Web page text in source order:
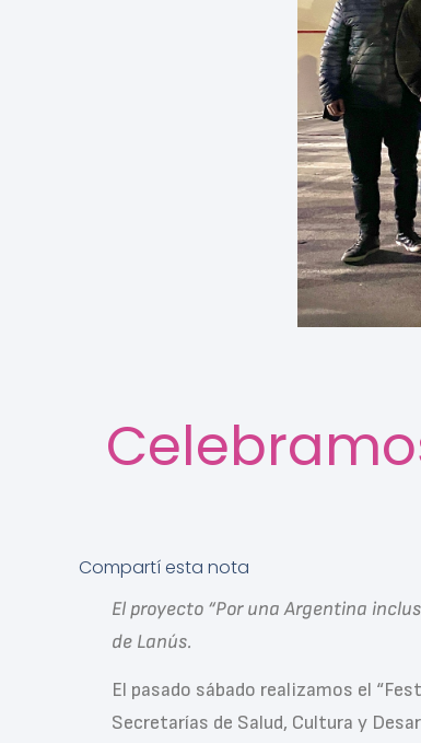
Compartí esta nota
El proyecto “Por una Argentina
de Lanús.
El pasado sábado realizamos el
Secretarías de Salud, Cultura y